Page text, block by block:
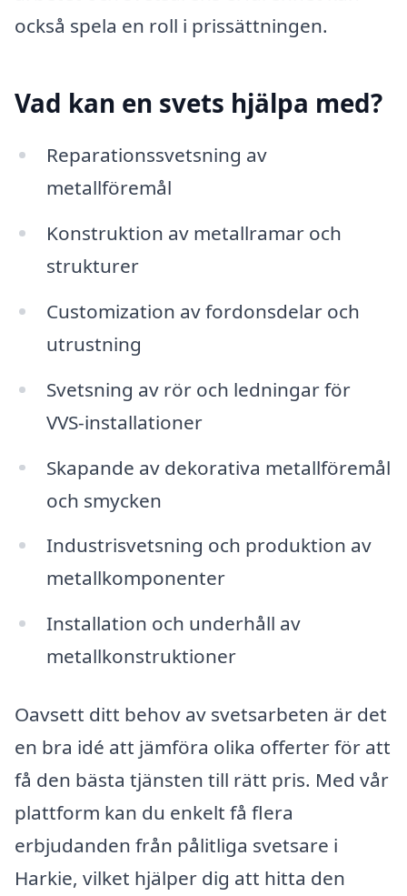
också spela en roll i prissättningen.
Vad kan en svets hjälpa med?
Reparationssvetsning av
metallföremål
Konstruktion av metallramar och
strukturer
Customization av fordonsdelar och
utrustning
Svetsning av rör och ledningar för
VVS-installationer
Skapande av dekorativa metallföremål
och smycken
Industrisvetsning och produktion av
metallkomponenter
Installation och underhåll av
metallkonstruktioner
Oavsett ditt behov av svetsarbeten är det
en bra idé att jämföra olika offerter för att
få den bästa tjänsten till rätt pris. Med vår
plattform kan du enkelt få flera
erbjudanden från pålitliga svetsare i
Harkie, vilket hjälper dig att hitta den